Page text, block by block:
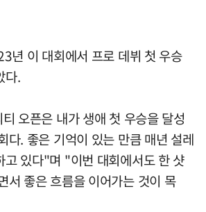
년 이 대회에서 프로 데뷔 첫 우승
다.
오픈은 내가 생애 첫 우승을 달성
다. 좋은 기억이 있는 만큼 매년 설레
고 있다"며 "이번 대회에서도 한 샷
서 좋은 흐름을 이어가는 것이 목